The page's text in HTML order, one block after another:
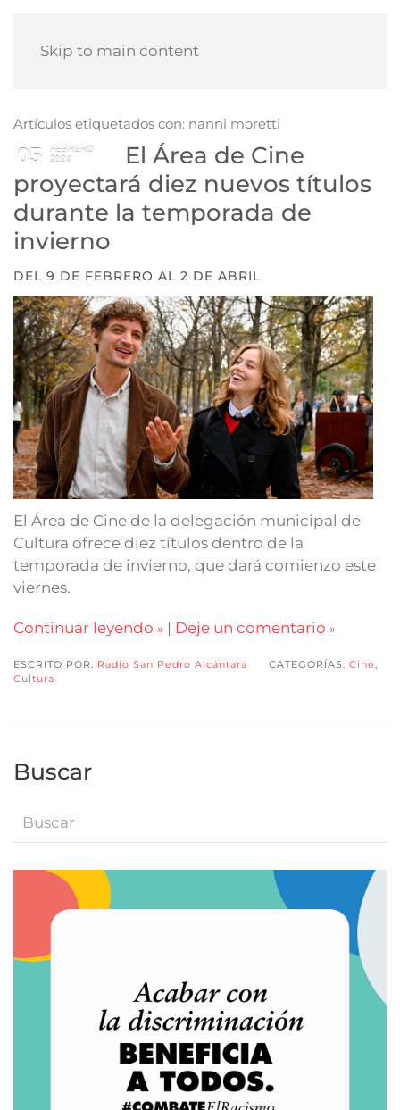
Skip to main content
Artículos etiquetados con: nanni moretti
05
FEBRERO
2024
El Área de Cine
proyectará diez nuevos títulos
durante la temporada de
invierno
DEL 9 DE FEBRERO AL 2 DE ABRIL
El Área de Cine de la delegación municipal de
Cultura ofrece diez títulos dentro de la
temporada de invierno, que dará comienzo este
viernes.
Continuar leyendo | Deje un comentario
ESCRITO POR: Radio San Pedro Alcántara CATEGORÍAS: Cine
Cultura
Buscar